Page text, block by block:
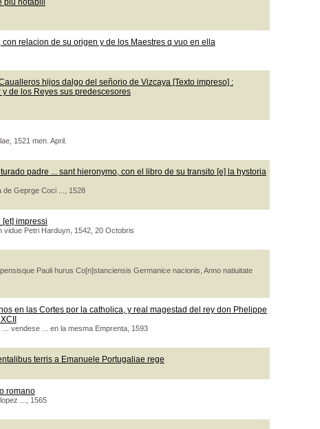
piu notabili
relacion de su origen y de los Maestres q vuo en ella
hijos dalgo del señorio de Vizcaya [Texto impreso] :
de los Reyes sus predescesores
1521 men. April.
padre ... sant hieronymo, con el libro de su transito [e] la hystoria
de Geprge Coci ..., 1528
impressi
vidue Petri Harduyn, 1542, 20 Octobris
Pauli hurus Co[n]stanciensis Germanice nacionis, Anno natiuitate
en las Cortes por la catholica, y real magestad del rey don Phelippe
vendese ... en la mesma Emprenta, 1593
terris a Emanuele Portugaliae rege
romano
..., 1565